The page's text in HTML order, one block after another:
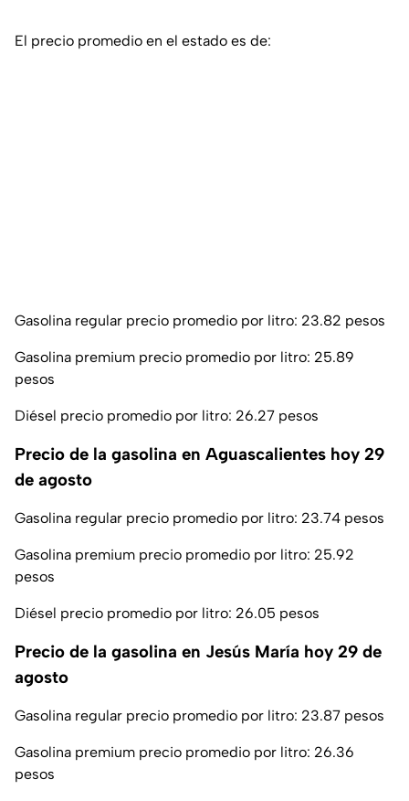
El precio promedio en el estado es de:
Gasolina regular precio promedio por litro: 23.82 pesos
Gasolina premium precio promedio por litro: 25.89
pesos
Diésel precio promedio por litro: 26.27 pesos
Precio de la gasolina en Aguascalientes hoy 29
de agosto
Gasolina regular precio promedio por litro: 23.74 pesos
Gasolina premium precio promedio por litro: 25.92
pesos
Diésel precio promedio por litro: 26.05 pesos
Precio de la gasolina en Jesús María hoy 29 de
agosto
Gasolina regular precio promedio por litro: 23.87 pesos
Gasolina premium precio promedio por litro: 26.36
pesos